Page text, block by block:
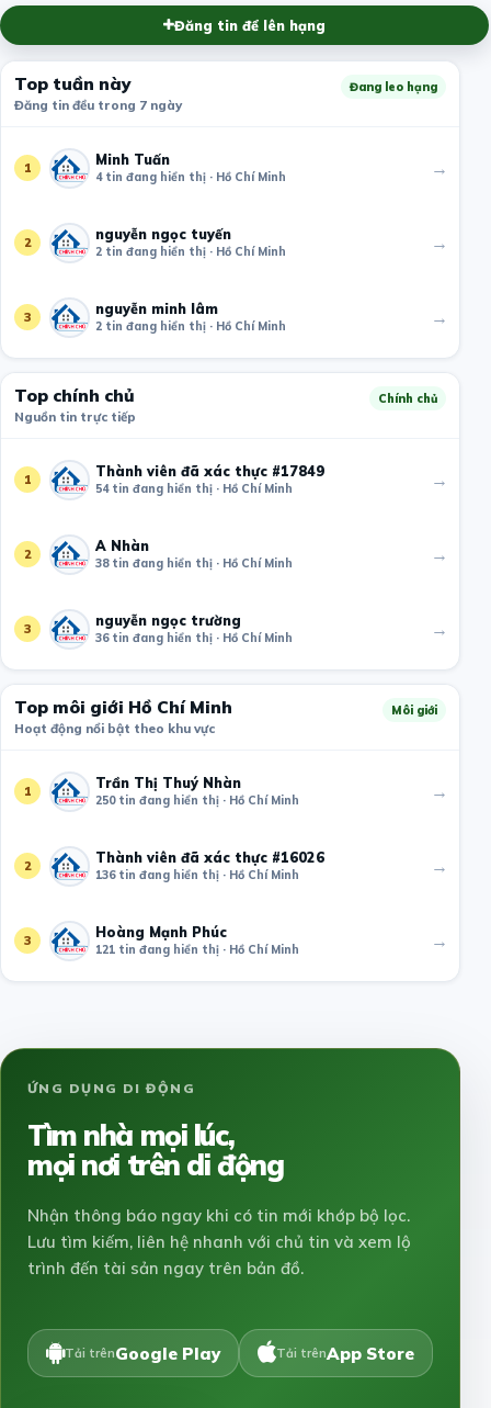
Đăng tin để lên hạng
Top tuần này
Đăng tin đều trong 7 ngày
Đang leo hạng
1 Minh Tuấn
4 tin đang hiển thị · Hồ Chí Minh →
2 nguyễn ngọc tuyến
2 tin đang hiển thị · Hồ Chí Minh →
3 nguyễn minh lâm
2 tin đang hiển thị · Hồ Chí Minh →
Top chính chủ
Nguồn tin trực tiếp
Chính chủ
1 Thành viên đã xác thực #17849
54 tin đang hiển thị · Hồ Chí Minh →
2 A Nhàn
38 tin đang hiển thị · Hồ Chí Minh →
3 nguyễn ngọc trường
36 tin đang hiển thị · Hồ Chí Minh →
Top môi giới Hồ Chí Minh
Hoạt động nổi bật theo khu vực
Môi giới
1 Trần Thị Thuý Nhàn
250 tin đang hiển thị · Hồ Chí Minh →
2 Thành viên đã xác thực #16026
136 tin đang hiển thị · Hồ Chí Minh →
3 Hoàng Mạnh Phúc
121 tin đang hiển thị · Hồ Chí Minh →
ỨNG DỤNG DI ĐỘNG
Tìm nhà mọi lúc,
mọi nơi trên di động
Nhận thông báo ngay khi có tin mới khớp bộ lọc.
Lưu tìm kiếm, liên hệ nhanh với chủ tin và xem lộ
trình đến tài sản ngay trên bản đồ.
Tải trênGoogle Play Tải trênApp Store